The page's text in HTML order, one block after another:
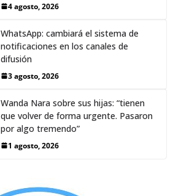
4 agosto, 2026
WhatsApp: cambiará el sistema de
notificaciones en los canales de
difusión
3 agosto, 2026
Wanda Nara sobre sus hijas: “tienen
que volver de forma urgente. Pasaron
por algo tremendo”
1 agosto, 2026